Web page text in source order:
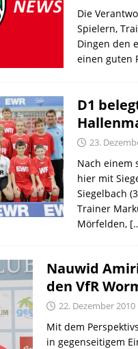
Die
Spielern,
Dingen den
einen guten
D1
23.
Nach einem
hier mit
Siegelbach
Trainer
Mörfelden,
Nauwid
den VfR
22. Dezember 2010
Mit dem
in gegenseitigem